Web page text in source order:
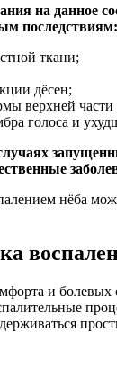
на данное
последствиям:
ткани;
дёсен;
верхней части
голоса и
нёба
и